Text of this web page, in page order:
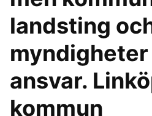
landsting
ansvar.
kommun